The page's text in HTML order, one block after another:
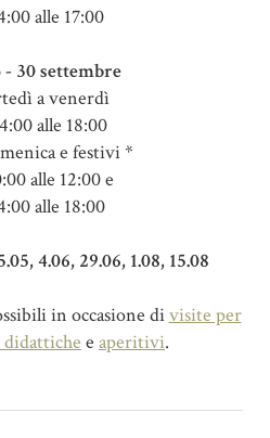
alle 17:00
- 30 settembre
a venerdì
alle 18:00
e festivi *
alle 12:00 e
alle 18:00
4.06, 29.06, 1.08, 15.08
in occasione divisite per
e aperitivi.